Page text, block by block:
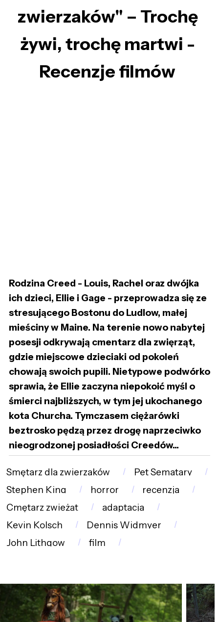
zwierzaków" – Trochę
żywi, trochę martwi -
Recenzje filmów
Rodzina Creed - Louis, Rachel oraz dwójka
ich dzieci, Ellie i Gage - przeprowadza się ze
stresującego Bostonu do Ludlow, małej
mieściny w Maine. Na terenie nowo nabytej
posesji odkrywają cmentarz dla zwięrząt,
gdzie miejscowe dzieciaki od pokoleń
chowają swoich pupili. Nietypowe podwórko
sprawia, że Ellie zaczyna niepokoić myśl o
śmierci najbliższych, w tym jej ukochanego
kota Churcha. Tymczasem ciężarówki
beztrosko pędzą przez drogę naprzeciwko
nieogrodzonej posiadłości Creedów...
Smętarz dla zwierzaków
Pet Sematary
Stephen King
horror
recenzja
Cmętarz zwieżąt
adaptacja
Kevin Kolsch
Dennis Widmyer
John Lithgow
film